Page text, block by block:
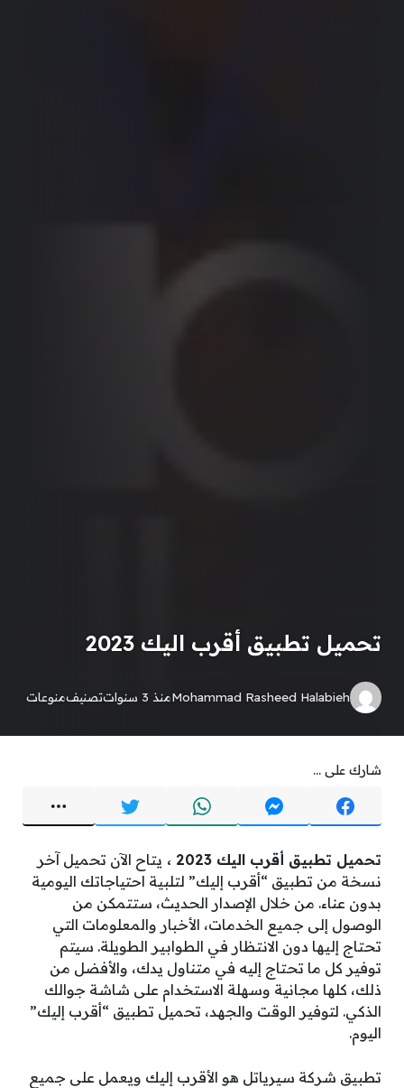
تحميل تطبيق أقرب اليك 2023
Mohammad Rasheed Halabiehمنذ 3 سنوات تصنيفمنوعات
شارك على ...
تحميل تطبيق أقرب اليك 2023 ،
يتاح الآن تحميل آخر
نسخة من تطبيق “أقرب إليك” لتلبية احتياجاتك اليومية
بدون عناء. من خلال الإصدار الحديث، ستتمكن من
الوصول إلى جميع الخدمات، الأخبار والمعلومات التي
تحتاج إليها دون الانتظار في الطوابير الطويلة. سيتم
توفير كل ما تحتاج إليه في متناول يدك، والأفضل من
ذلك، كلها مجانية وسهلة الاستخدام على شاشة جوالك
الذكي. لتوفير الوقت والجهد، تحميل تطبيق “أقرب إليك”
اليوم.
تطبيق شركة سيرياتل هو الأقرب إليك ويعمل على جميع